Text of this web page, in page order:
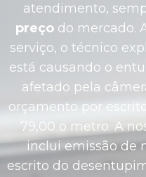
atendimento,
preço do mercado.
serviço, o técnico
está causando o
afetado pela
orçamento por
79,00 o metro. A
inclui emissão de
escrito do